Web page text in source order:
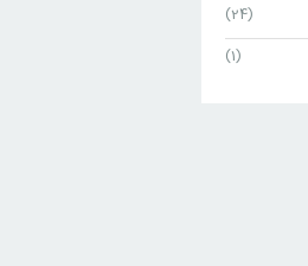
(24)
(1)